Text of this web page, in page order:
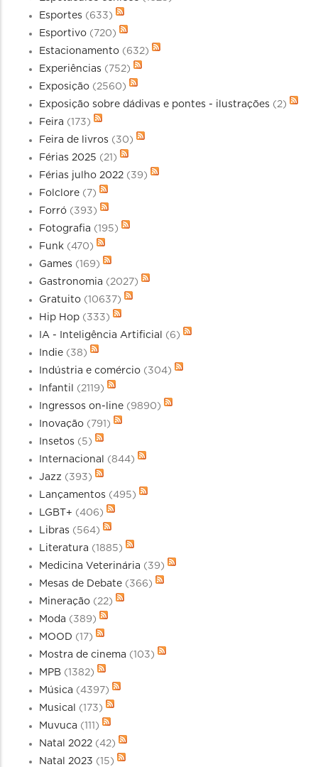
Esportes (633)
Esportivo (720)
Estacionamento (632)
Experiências (752)
Exposição (2560)
Exposição sobre dádivas e pontes - ilustrações (2)
Feira (173)
Feira de livros (30)
Férias 2025 (21)
Férias julho 2022 (39)
Folclore (7)
Forró (393)
Fotografia (195)
Funk (470)
Games (169)
Gastronomia (2027)
Gratuito (10637)
Hip Hop (333)
IA - Inteligência Artificial
(6)
Indie (38)
Indústria e comércio (304)
Infantil
(2119)
Ingressos on-line (9890)
Inovação (791)
Insetos (5)
Internacional
(844)
Jazz (393)
Lançamentos (495)
LGBT+ (406)
Libras (564)
Literatura (1885)
Medicina Veterinária (39)
Mesas de Debate (366)
Mineração (22)
Moda (389)
MOOD (17)
Mostra de cinema (103)
MPB (1382)
Música (4397)
Musical
(173)
Muvuca (111)
Natal 2022 (42)
Natal 2023 (15)